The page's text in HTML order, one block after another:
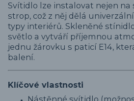
Svítidlo lze instalovat nejen na
strop, což z něj dělá
typy interiérů. Skleněné
světlo a vytváří příjemnou
jednu žárovku s paticí E14,
balení.
Klíčové vlastnosti
Nástěnné svítidlo